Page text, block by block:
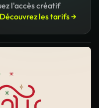
l'accès créatif
Découvrez les tarifs →